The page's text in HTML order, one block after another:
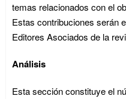
temas relacionados con el
Estas contribuciones serán
Editores Asociados de la
Análisis
Esta sección constituye el